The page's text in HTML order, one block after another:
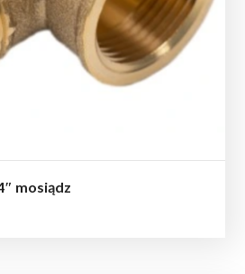
mosiądz